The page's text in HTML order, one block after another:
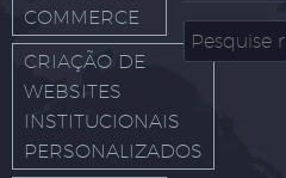
COMMERCE
CRIAÇÃO DE
WEBSITES
INSTITUCIONAIS
PERSONALIZADOS